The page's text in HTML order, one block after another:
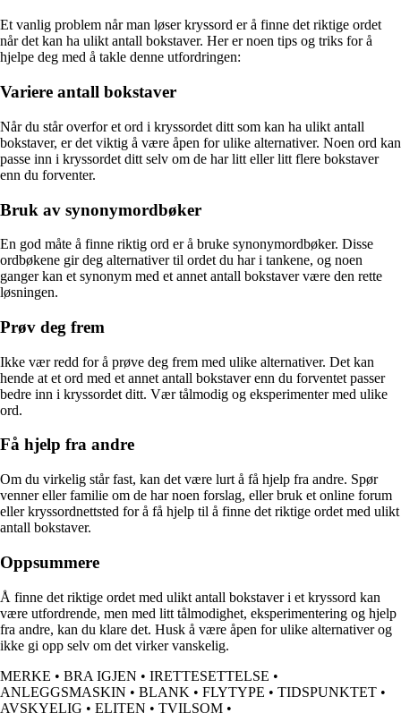
Et vanlig problem når man løser kryssord er å finne det riktige ordet
når det kan ha ulikt antall bokstaver. Her er noen tips og triks for å
hjelpe deg med å takle denne utfordringen:
Variere antall bokstaver
Når du står overfor et ord i kryssordet ditt som kan ha ulikt antall
bokstaver, er det viktig å være åpen for ulike alternativer. Noen ord kan
passe inn i kryssordet ditt selv om de har litt eller litt flere bokstaver
enn du forventer.
Bruk av synonymordbøker
En god måte å finne riktig ord er å bruke synonymordbøker. Disse
ordbøkene gir deg alternativer til ordet du har i tankene, og noen
ganger kan et synonym med et annet antall bokstaver være den rette
løsningen.
Prøv deg frem
Ikke vær redd for å prøve deg frem med ulike alternativer. Det kan
hende at et ord med et annet antall bokstaver enn du forventet passer
bedre inn i kryssordet ditt. Vær tålmodig og eksperimenter med ulike
ord.
Få hjelp fra andre
Om du virkelig står fast, kan det være lurt å få hjelp fra andre. Spør
venner eller familie om de har noen forslag, eller bruk et online forum
eller kryssordnettsted for å få hjelp til å finne det riktige ordet med ulikt
antall bokstaver.
Oppsummere
Å finne det riktige ordet med ulikt antall bokstaver i et kryssord kan
være utfordrende, men med litt tålmodighet, eksperimentering og hjelp
fra andre, kan du klare det. Husk å være åpen for ulike alternativer og
ikke gi opp selv om det virker vanskelig.
MERKE • BRA IGJEN • IRETTESETTELSE •
ANLEGGSMASKIN • BLANK • FLYTYPE • TIDSPUNKTET •
AVSKYELIG • ELITEN • TVILSOM •